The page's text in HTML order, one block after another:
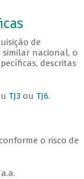
de
nacional, o
descritas
TJ3 ou TJ6.
o risco de